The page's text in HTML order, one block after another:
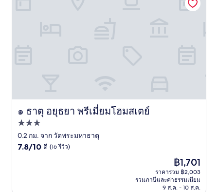
๑ ธาตุ อยุธยา พรีเมี่ยมโฮมสเตย์
๑ ธาตุ อยุธยา พรีเมี่ยมโฮมสเตย์
ที่พัก
3.0
ดาว
0.2 กม. จาก วัดพระมหาธาตุ
7.8
7.8/10 ดี (16 รีวิว)
ราคา
ปัจจุบัน
คือ
฿1,701
฿1,701
ราคารวม ฿2,003
รวมภาษีและค่าธรรมเนียม
9 ส.ค. - 10 ส.ค.